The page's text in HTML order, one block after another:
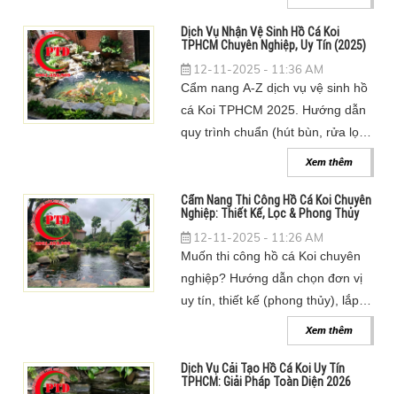
giúp cá khỏe 2025.
Dịch Vụ Nhận Vệ Sinh Hồ Cá Koi
TPHCM Chuyên Nghiệp, Uy Tín (2025)
12-11-2025 - 11:36 AM
Cẩm nang A-Z dịch vụ vệ sinh hồ
cá Koi TPHCM 2025. Hướng dẫn
quy trình chuẩn (hút bùn, rửa lọc,
Xem thêm
Cẩm Nang Thi Công Hồ Cá Koi Chuyên
Nghiệp: Thiết Kế, Lọc & Phong Thủy
12-11-2025 - 11:26 AM
Muốn thi công hồ cá Koi chuyên
nghiệp? Hướng dẫn chọn đơn vị
uy tín, thiết kế (phong thủy), lắp
Xem thêm
Dịch Vụ Cải Tạo Hồ Cá Koi Uy Tín
TPHCM: Giải Pháp Toàn Diện 2026